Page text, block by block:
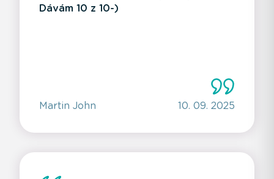
Dávám 10 z 10-)
Martin John 10. 09. 2025